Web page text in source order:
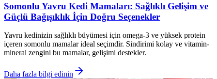
Somonlu Yavru Kedi Mamaları: Sağlıklı Gelişim ve
Güçlü Bağışıklık İçin Doğru Seçenekler
Yavru kedinizin sağlıklı büyümesi için omega-3 ve yüksek protein
içeren somonlu mamalar ideal seçimdir. Sindirimi kolay ve vitamin-
mineral zengini bu mamalar, gelişimi destekler.
Daha fazla bilgi edinin